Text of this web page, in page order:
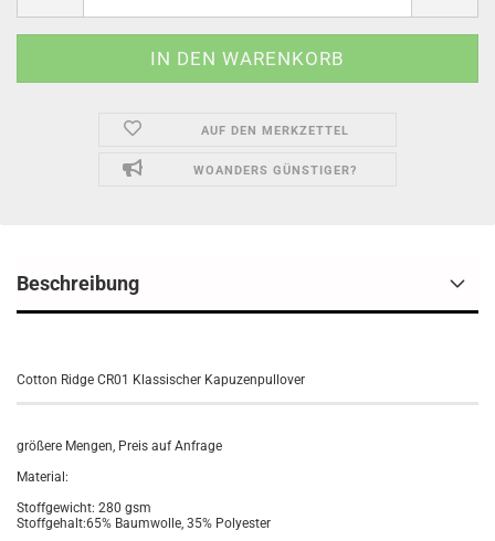
AUF DEN MERKZETTEL
WOANDERS GÜNSTIGER?
Beschreibung
Cotton Ridge CR01 Klassischer Kapuzenpullover
größere Mengen, Preis auf Anfrage
Material:
Stoffgewicht: 280 gsm
Stoffgehalt:65% Baumwolle, 35% Polyester